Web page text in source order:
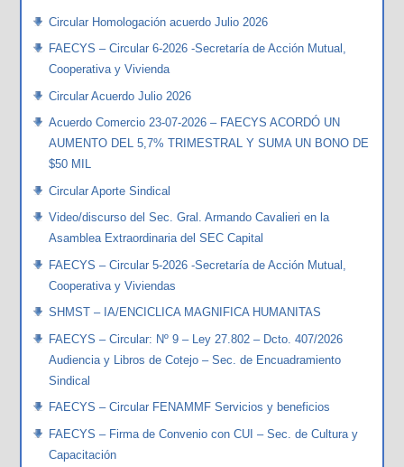
Circular Homologación acuerdo Julio 2026
FAECYS – Circular 6-2026 -Secretaría de Acción Mutual,
Cooperativa y Vivienda
Circular Acuerdo Julio 2026
Acuerdo Comercio 23-07-2026 – FAECYS ACORDÓ UN
AUMENTO DEL 5,7% TRIMESTRAL Y SUMA UN BONO DE
$50 MIL
Circular Aporte Sindical
Video/discurso del Sec. Gral. Armando Cavalieri en la
Asamblea Extraordinaria del SEC Capital
FAECYS – Circular 5-2026 -Secretaría de Acción Mutual,
Cooperativa y Viviendas
SHMST – IA/ENCICLICA MAGNIFICA HUMANITAS
FAECYS – Circular: Nº 9 – Ley 27.802 – Dcto. 407/2026
Audiencia y Libros de Cotejo – Sec. de Encuadramiento
Sindical
FAECYS – Circular FENAMMF Servicios y beneficios
FAECYS – Firma de Convenio con CUI – Sec. de Cultura y
Capacitación